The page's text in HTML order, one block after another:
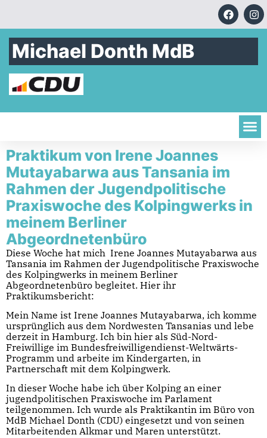
Michael Donth MdB
Praktikum von Irene Joannes
Mutayabarwa aus Tansania im
Rahmen der Jugendpolitische
Praxiswoche des Kolpingwerks in
meinem Berliner
Abgeordnetenbüro
Diese Woche hat mich Irene Joannes Mutayabarwa aus
Tansania im Rahmen der Jugendpolitische Praxiswoche
des Kolpingwerks in meinem Berliner
Abgeordnetenbüro begleitet. Hier ihr
Praktikumsbericht:
Mein Name ist Irene Joannes Mutayabarwa, ich komme
ursprünglich aus dem Nordwesten Tansanias und lebe
derzeit in Hamburg. Ich bin hier als Süd-Nord-
Freiwillige im Bundesfreiwilligendienst-Weltwärts-
Programm und arbeite im Kindergarten, in
Partnerschaft mit dem Kolpingwerk.
In dieser Woche habe ich über Kolping an einer
jugendpolitischen Praxiswoche im Parlament
teilgenommen. Ich wurde als Praktikantin im Büro von
MdB Michael Donth (CDU) eingesetzt und von seinen
Mitarbeitenden Alkmar und Maren unterstützt.